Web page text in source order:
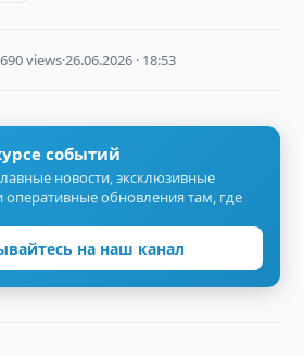
views·26.06.2026 · 18:53
событий
новости, эксклюзивные
оперативные обновления там, где
на наш канал